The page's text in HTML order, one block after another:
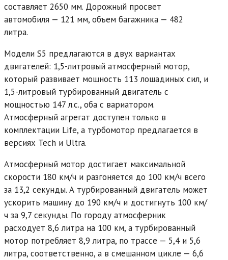
составляет 2650 мм. Дорожный просвет
автомобиля — 121 мм, объем багажника — 482
литра.
Модели S5 предлагаются в двух вариантах
двигателей: 1,5-литровый атмосферный мотор,
который развивает мощность 113 лошадиных сил, и
1,5-литровый турбированный двигатель с
мощностью 147 л.с., оба с вариатором.
Атмосферный агрегат доступен только в
комплектации Life, а турбомотор предлагается в
версиях Tech и Ultra.
Атмосферный мотор достигает максимальной
скорости 180 км/ч и разгоняется до 100 км/ч всего
за 13,2 секунды. А турбированный двигатель может
ускорить машину до 190 км/ч и достигнуть 100 км/
ч за 9,7 секунды. По городу атмосферник
расходует 8,6 литра на 100 км, а турбированный
мотор потребляет 8,9 литра, по трассе — 5,4 и 5,6
литра, соответственно, а в смешанном цикле — 6,6